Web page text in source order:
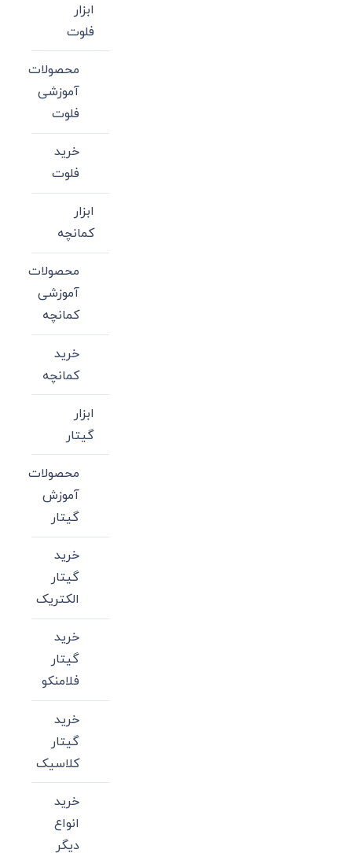
ابزار
فلوت
محصولات
آموزشی
فلوت
خرید
فلوت
ابزار
کمانچه
محصولات
آموزشی
کمانچه
خرید
کمانچه
ابزار
گیتار
محصولات
آموزش
گیتار
خرید
گیتار
الکتریک
خرید
گیتار
فلامنکو
خرید
گیتار
کلاسیک
خرید
انواع
دیگر